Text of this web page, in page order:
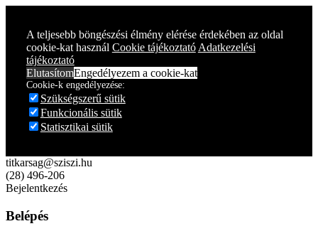
A teljesebb böngészési élmény elérése érdekében az oldal
cookie-kat használ Cookie tájékoztató Adatkezelési
tájékoztató
ElutasítomEngedélyezem a cookie-kat
Cookie-k engedélyezése:
Szükségszerű sütik
Funkcionális sütik
Statisztikai sütik
titkarsag@sziszi.hu
(28) 496-206
Bejelentkezés
Belépés